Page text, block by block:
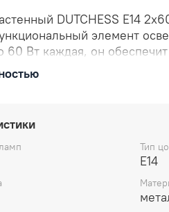
DUTCHESS E14
элемент
60 Вт каждая, он
Подходит для
для создания уютной
Тип
E14